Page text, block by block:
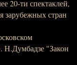
20-ти спектаклей,
зарубежных стран
Н.Думбадзе "Закон